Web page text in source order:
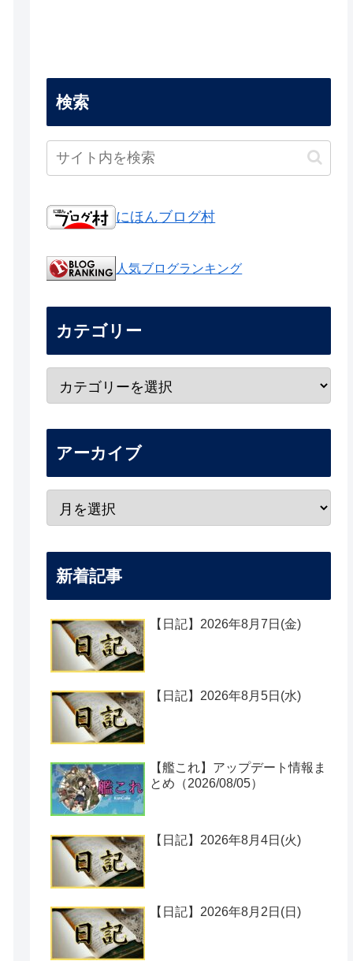
検索
にほんブログ村
人気ブログランキング
カテゴリー
アーカイブ
新着記事
【日記】2026年8月7日(金)
【日記】2026年8月5日(水)
【艦これ】アップデート情報ま
とめ（2026/08/05）
【日記】2026年8月4日(火)
【日記】2026年8月2日(日)